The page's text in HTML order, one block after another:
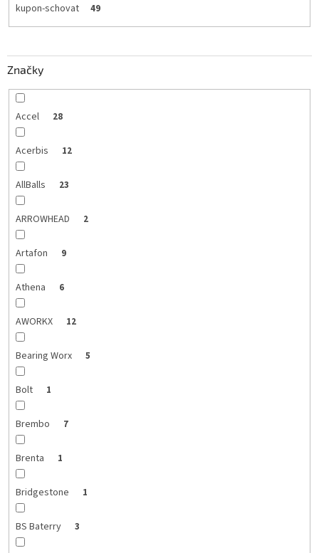
kupon-schovat 49
Značky
Accel 28
Acerbis 12
AllBalls 23
ARROWHEAD 2
Artafon 9
Athena 6
AWORKX 12
Bearing Worx 5
Bolt 1
Brembo 7
Brenta 1
Bridgestone 1
BS Baterry 3